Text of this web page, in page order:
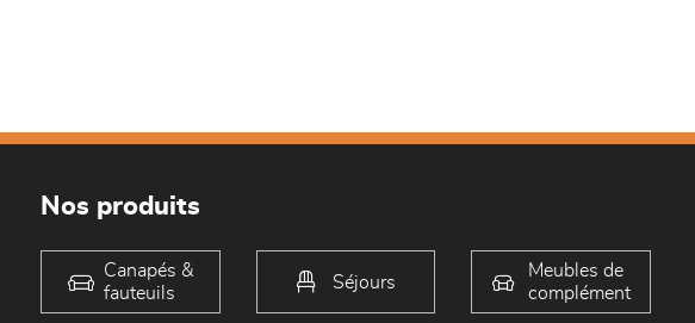
Nos produits
Canapés &
fauteuils
Séjours
Meubles de
complément